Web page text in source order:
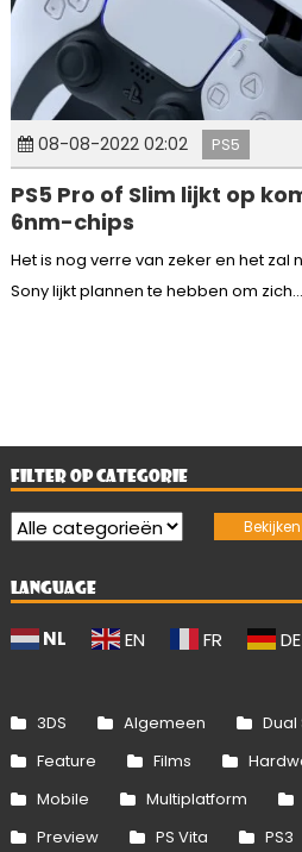
08-08-2022 02:02 PS5
PS5 Pro of Slim lijkt op
6nm-chips
Het is nog verre van zeker en het
Sony lijkt plannen te hebben om zich...
FILTER OP CATEGORIE
LANGUAGE
NL EN FR DE
3DS Algemeen Dual
Feature
Films
Mobile
Multiplatform
Preview
PS Vita PS3